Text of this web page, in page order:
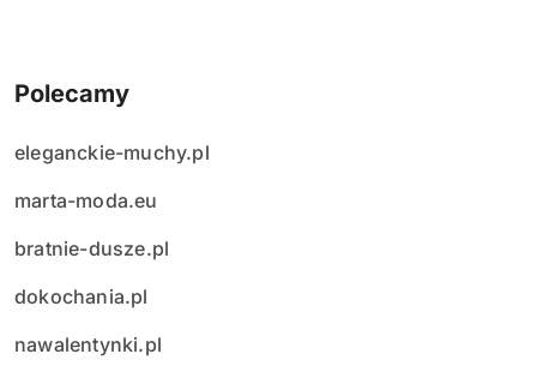
Polecamy
eleganckie-muchy.pl
marta-moda.eu
bratnie-dusze.pl
dokochania.pl
nawalentynki.pl